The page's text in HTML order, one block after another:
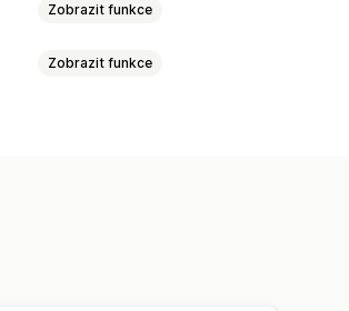
Zobrazit funkce
Zobrazit funkce